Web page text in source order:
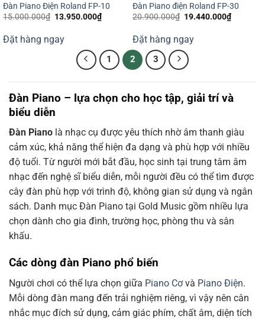
Đàn Piano Điện Roland FP-10
15.000.000₫ Giá
15.000.000₫.
13.950.000₫Giá
hiện
13.950.000₫.
Đặt hàng ngay
Đàn Piano điện Roland FP-30
20.900.000₫ Giá
20.900.000₫.
19.440.000₫Giá
hiện
Đặt hàng ngay
1 2 3
Đàn Piano – lựa chọn cho học tập, giải trí và
biểu diễn
Đàn Piano là nhạc cụ được yêu thích nhờ âm thanh giàu
cảm xúc, khả năng thể hiện đa dạng và phù hợp với nhiều
độ tuổi. Từ người mới bắt đầu, học sinh tại trung tâm âm
nhạc đến nghệ sĩ biểu diễn, mỗi người đều có thể tìm được
cây đàn phù hợp với trình độ, không gian sử dụng và ngân
sách. Danh mục Đàn Piano tại Gold Music gồm nhiều lựa
chọn dành cho gia đình, trường học, phòng thu và sân
khấu.
Các dòng đàn Piano phổ biến
Người chơi có thể lựa chọn giữa Piano Cơvà Piano Điện.
Mỗi dòng đàn mang đến trải nghiệm riêng, vì vậy nên cân
nhắc mục đích sử dụng, cảm giác phím, chất âm, diện tích